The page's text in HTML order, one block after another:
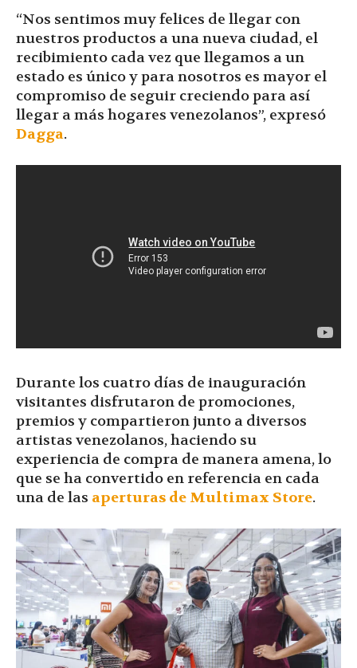
“Nos sentimos muy felices de llegar con
nuestros productos a una nueva ciudad, el
recibimiento cada vez que llegamos a un
estado es único y para nosotros es mayor el
compromiso de seguir creciendo para así
llegar a más hogares venezolanos”, expresó
Dagga.
Durante los cuatro días de inauguración
visitantes disfrutaron de promociones,
premios y compartieron junto a diversos
artistas venezolanos, haciendo su
experiencia de compra de manera amena, lo
que se ha convertido en referencia en cada
una de las aperturas de Multimax Store.